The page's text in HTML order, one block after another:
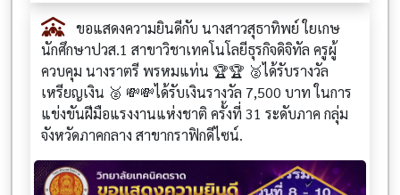
ขอแสดงความยินดีกับ นางสาวสุธาทิพย์ ใยเกษ
นักศึกษาปวส.1 สาขาวิชาเทคโนโลยีธุรกิจดิจิทัล ครูผู้
ควบคุม นางราตรี พรหมแท่น 🏆🏆 🥈ได้รับรางวัล
เหรียญเงิน 🥈 💸💸ได้รับเงินรางวัล 7,500 บาท ในการ
แข่งขันฝีมือแรงงานแห่งชาติ ครั้งที่ 31 ระดับภาค กลุ่ม
จังหวัดภาคกลาง สาขากราฟิกดีไซน์.